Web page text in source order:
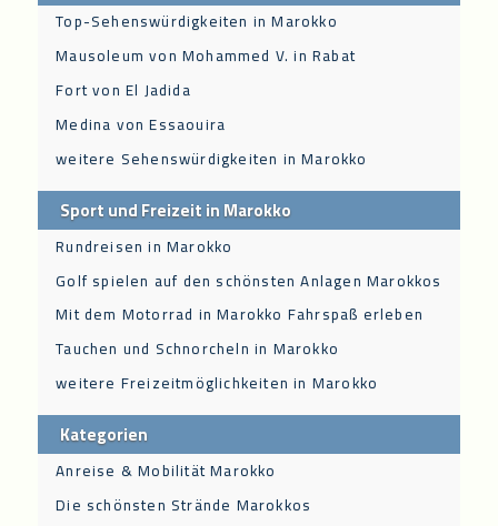
Top-Sehenswürdigkeiten in Marokko
Mausoleum von Mohammed V. in Rabat
Fort von El Jadida
Medina von Essaouira
weitere Sehenswürdigkeiten in Marokko
Sport und Freizeit in Marokko
Rundreisen in Marokko
Golf spielen auf den schönsten Anlagen Marokkos
Mit dem Motorrad in Marokko Fahrspaß erleben
Tauchen und Schnorcheln in Marokko
weitere Freizeitmöglichkeiten in Marokko
Kategorien
Anreise & Mobilität Marokko
Die schönsten Strände Marokkos